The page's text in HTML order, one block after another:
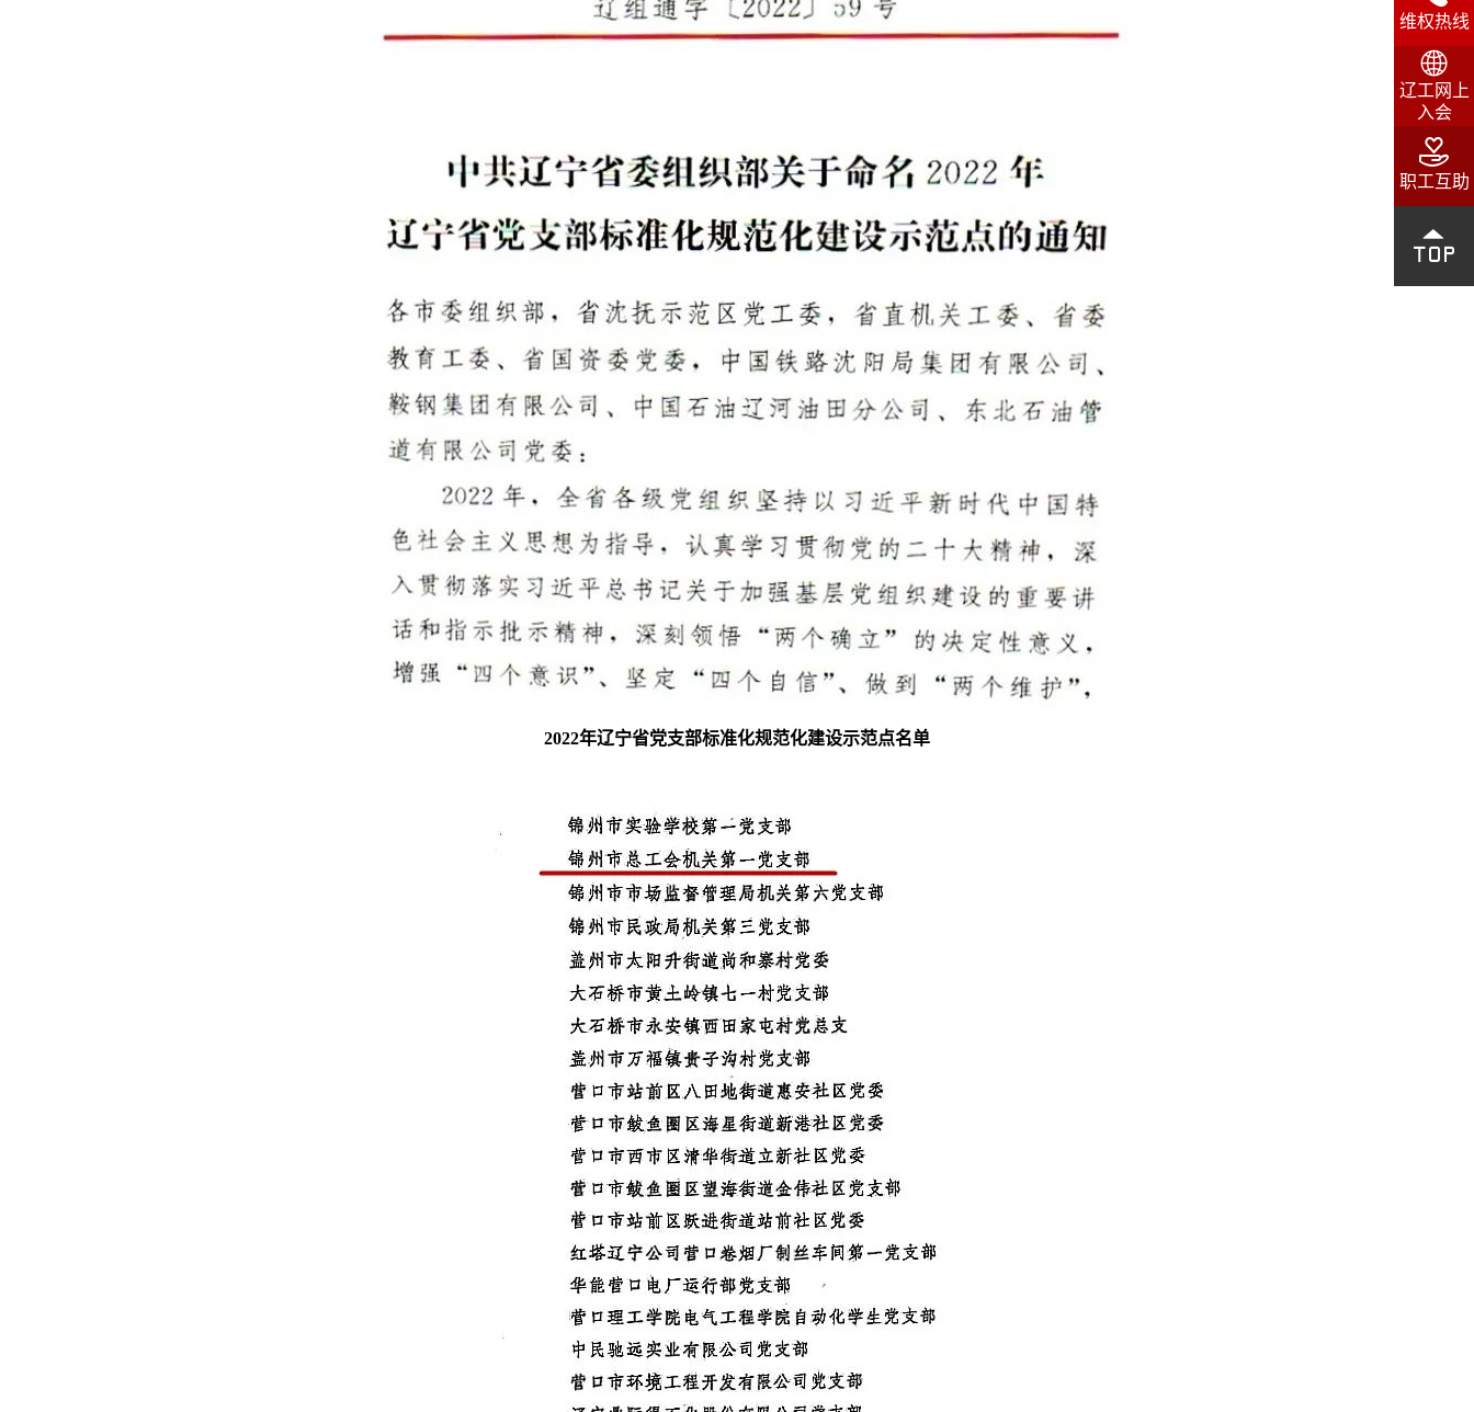
维权热线

辽工网上
入会

职工互助

2022年辽宁省党支部标准化规范化建设示范点名单